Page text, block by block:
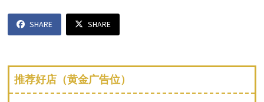
SHARE SHARE
推荐好店（黄金广告位）